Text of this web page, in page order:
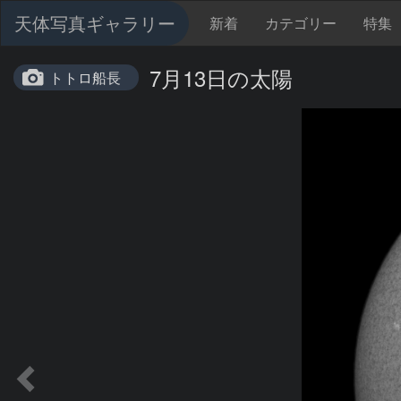
天体写真ギャラリー 新着 カテゴリー 特集
トトロ船長 7月13日の太陽